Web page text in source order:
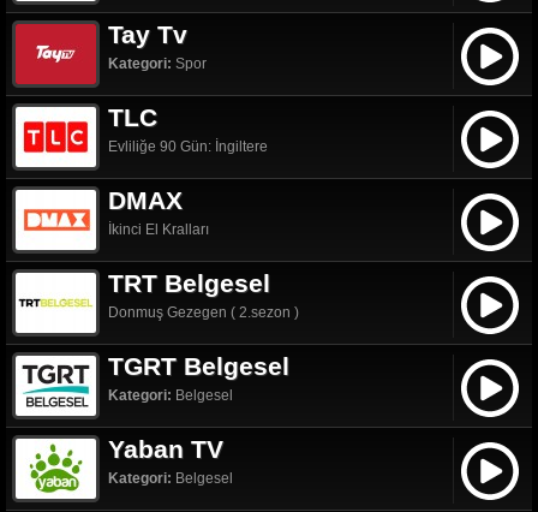
Tay Tv
Kategori: Spor
TLC
Evliliğe 90 Gün: İngiltere
DMAX
İkinci El Kralları
TRT Belgesel
Donmuş Gezegen ( 2.sezon )
TGRT Belgesel
Kategori: Belgesel
Yaban TV
Kategori: Belgesel